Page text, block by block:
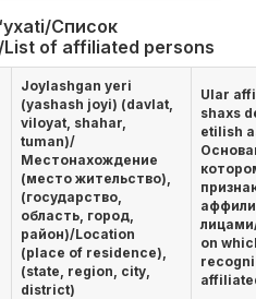
Список
of affiliated persons
Joylashgan yeri
(yashash joyi) (davlat,
viloyat, shahar,
tuman)/
Местонахождение
(место жительство),
(государство,
область, город,
район)/Location
(place of residence),
(state, region, city,
district)
Ular
shaxs
etilish
on